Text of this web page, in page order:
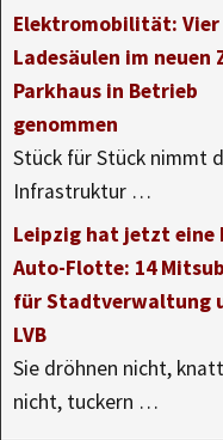
Elektromobilität: Vier
Ladesäulen im neuen
Parkhaus in Betrieb
genommen
Stück für Stück nimmt
Infrastruktur …
Leipzig hat jetzt eine
Auto-Flotte: 14
für Stadtverwaltung
LVB
Sie dröhnen nicht,
nicht, tuckern …